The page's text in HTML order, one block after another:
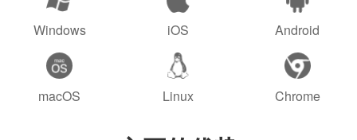
Windows iOS Android
macOS Linux Chrome